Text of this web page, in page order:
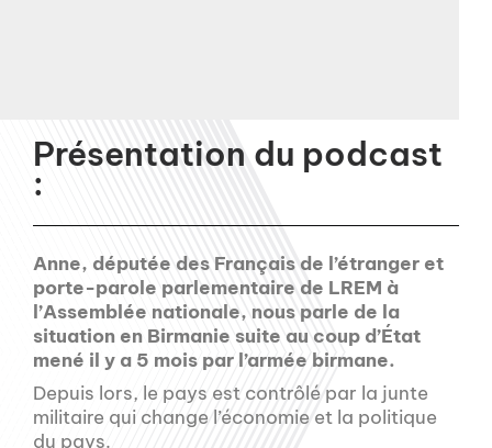
Présentation du podcast
:
Anne, députée des Français de l’étranger et
porte-parole parlementaire de LREM à
l’Assemblée nationale, nous parle de la
situation en Birmanie suite au coup d’État
mené il y a 5 mois par l’armée birmane.
Depuis lors, le pays est contrôlé par la junte
militaire qui change l’économie et la politique
du pays.